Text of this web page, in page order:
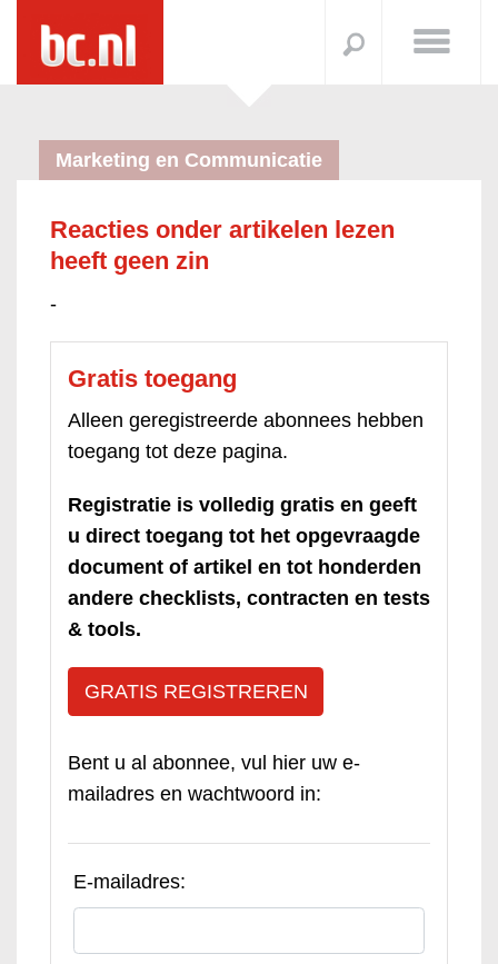
Marketing en Communicatie
Reacties onder artikelen lezen
heeft geen zin
-
Gratis toegang
Alleen geregistreerde abonnees hebben
toegang tot deze pagina.
Registratie is volledig gratis en geeft
u direct toegang tot het opgevraagde
document of artikel en tot honderden
andere checklists, contracten en tests
& tools.
GRATIS REGISTREREN
Bent u al abonnee, vul hier uw e-
mailadres en wachtwoord in:
E-mailadres: